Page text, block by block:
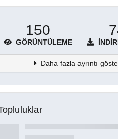
150
GÖRÜNTÜLEME
Daha fazla ayrıntı